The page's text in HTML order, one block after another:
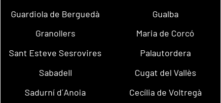
Guardiola de Berguedà
Gualba
Granollers
Maria de Corcó
Sant Esteve Sesrovires
Palautordera
Sabadell
Cugat del Vallès
Sadurní d´Anoia
Cecília de Voltregà